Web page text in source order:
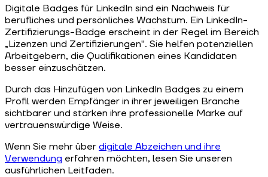
Digitale Badges für LinkedIn sind ein Nachweis für
berufliches und persönliches Wachstum. Ein LinkedIn-
Zertifizierungs-Badge erscheint in der Regel im Bereich
„Lizenzen und Zertifizierungen". Sie helfen potenziellen
Arbeitgebern, die Qualifikationen eines Kandidaten
besser einzuschätzen.
Durch das Hinzufügen von LinkedIn Badges zu einem
Profil werden Empfänger in ihrer jeweiligen Branche
sichtbarer und stärken ihre professionelle Marke auf
vertrauenswürdige Weise.
Wenn Sie mehr über digitale Abzeichen und ihre
Verwendung erfahren möchten, lesen Sie unseren
ausführlichen Leitfaden.